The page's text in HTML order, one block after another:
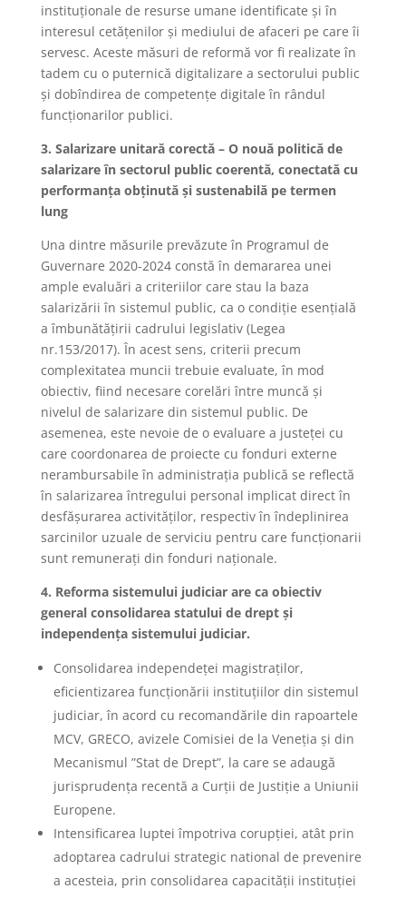
instituționale de resurse umane identificate și în
interesul cetățenilor și mediului de afaceri pe care îi
servesc. Aceste măsuri de reformă vor fi realizate în
tadem cu o puternică digitalizare a sectorului public
și dobîndirea de competențe digitale în rândul
funcționarilor publici.
3. Salarizare unitară corectă – O nouă politică de
salarizare în sectorul public coerentă, conectată cu
performanța obținută și sustenabilă pe termen
lung
Una dintre măsurile prevăzute în Programul de
Guvernare 2020-2024 constă în demararea unei
ample evaluări a criteriilor care stau la baza
salarizării în sistemul public, ca o condiție esențială
a îmbunătățirii cadrului legislativ (Legea
nr.153/2017). În acest sens, criterii precum
complexitatea muncii trebuie evaluate, în mod
obiectiv, fiind necesare corelări între muncă și
nivelul de salarizare din sistemul public. De
asemenea, este nevoie de o evaluare a justeței cu
care coordonarea de proiecte cu fonduri externe
nerambursabile în administrația publică se reflectă
în salarizarea întregului personal implicat direct în
desfășurarea activităților, respectiv în îndeplinirea
sarcinilor uzuale de serviciu pentru care funcționarii
sunt remunerați din fonduri naționale.
4. Reforma sistemului judiciar are ca obiectiv
general consolidarea statului de drept și
independența sistemului judiciar.
Consolidarea independeței magistraților,
eficientizarea funcționării instituțiilor din sistemul
judiciar, în acord cu recomandările din rapoartele
MCV, GRECO, avizele Comisiei de la Veneția și din
Mecanismul ”Stat de Drept”, la care se adaugă
jurisprudența recentă a Curții de Justiție a Uniunii
Europene.
Intensificarea luptei împotriva corupției, atât prin
adoptarea cadrului strategic national de prevenire
a acesteia, prin consolidarea capacității instituției